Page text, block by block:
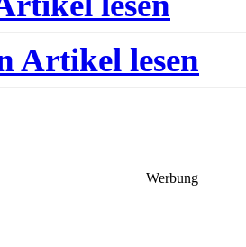
Artikel lesen
Werbung